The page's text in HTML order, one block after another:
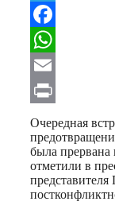
Telegram
Facebook
WhatsApp
Email
Print
Очередная
была
отметили в